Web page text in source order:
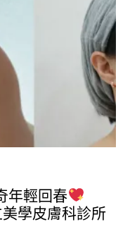
年輕回春
學皮膚科診所